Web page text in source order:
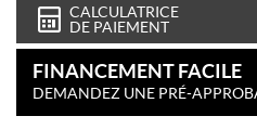
CALCULATRICE
DE PAIEMENT
FINANCEMENT FACILE
DEMANDEZ UNE PRÉ-